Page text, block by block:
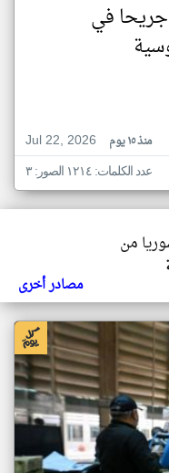
في
Jul 22, 2026
منذ ١٥ يوم
عدد الكلمات: ١٢١٤ الصور: ٣
من
مصادر أخرى